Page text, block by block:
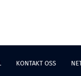
KONTAKT OSS